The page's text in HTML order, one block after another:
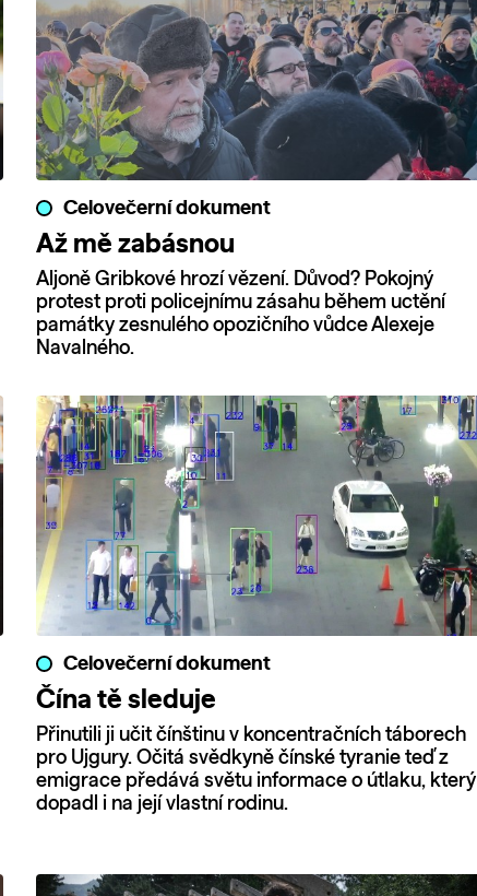
Celovečerní dokument
Až mě zabásnou
Aljoně Gribkové hrozí vězení. Důvod? Pokojný
protest proti policejnímu zásahu během uctění
památky zesnulého opozičního vůdce Alexeje
Navalného.
Celovečerní dokument
Čína tě sleduje
Přinutili ji učit čínštinu v koncentračních táborech
pro Ujgury. Očitá svědkyně čínské tyranie teď z
emigrace předává světu informace o útlaku, který
dopadl i na její vlastní rodinu.